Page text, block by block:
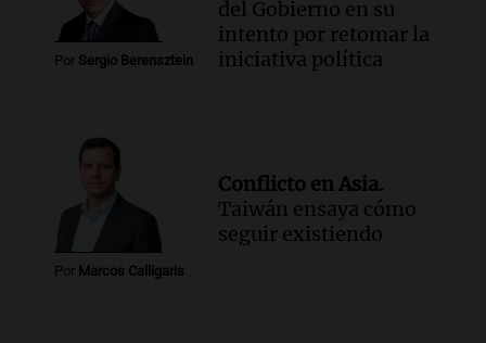
Por Sergio Berensztein
del Gobierno en su
intento por retomar la
iniciativa política
Por Marcos Calligaris
Conflicto en Asia.
Taiwán ensaya cómo
seguir existiendo